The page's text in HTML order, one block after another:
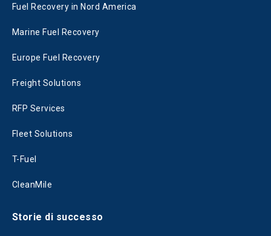
Fuel Recovery in Nord America
Marine Fuel Recovery
Europe Fuel Recovery
Freight Solutions
RFP Services
Fleet Solutions
T-Fuel
CleanMile
Storie di successo